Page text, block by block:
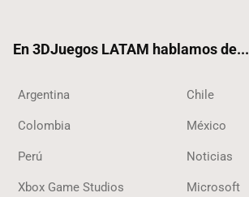
En 3DJuegos LATAM hablamos de...
Argentina Chile
Colombia México
Perú Noticias
Xbox Game Studios Microsoft